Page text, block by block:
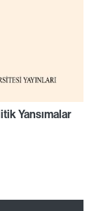
Yansımalar